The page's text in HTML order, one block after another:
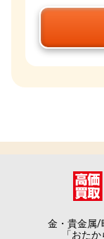
金・貴金属/
「おた